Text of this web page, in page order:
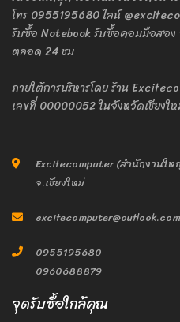
โทร 0955195680 ไลน์
รับซื้อ Notebook รับซื้อคอมมือสอง
ตลอด 24 ชม
ภายใต้การบริหารโดย ร้าน
เลขที่ 00000052 ในจังหวัดเชียงใ
Excitecomputer (สำนักงานใ
จ.เชียงใหม่
excitecomputer@outlook.com
0955195680
0960688879
จุดรับซื้อใกล้คุณ